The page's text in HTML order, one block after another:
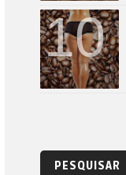
PESQUISAR